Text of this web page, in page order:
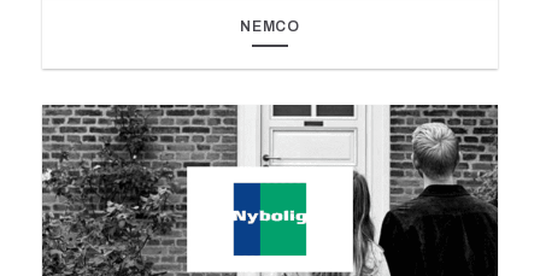
NEMCO